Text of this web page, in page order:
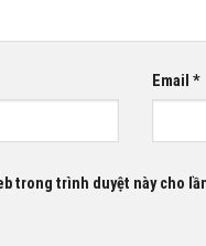
Email*
trong trình duyệt này cho